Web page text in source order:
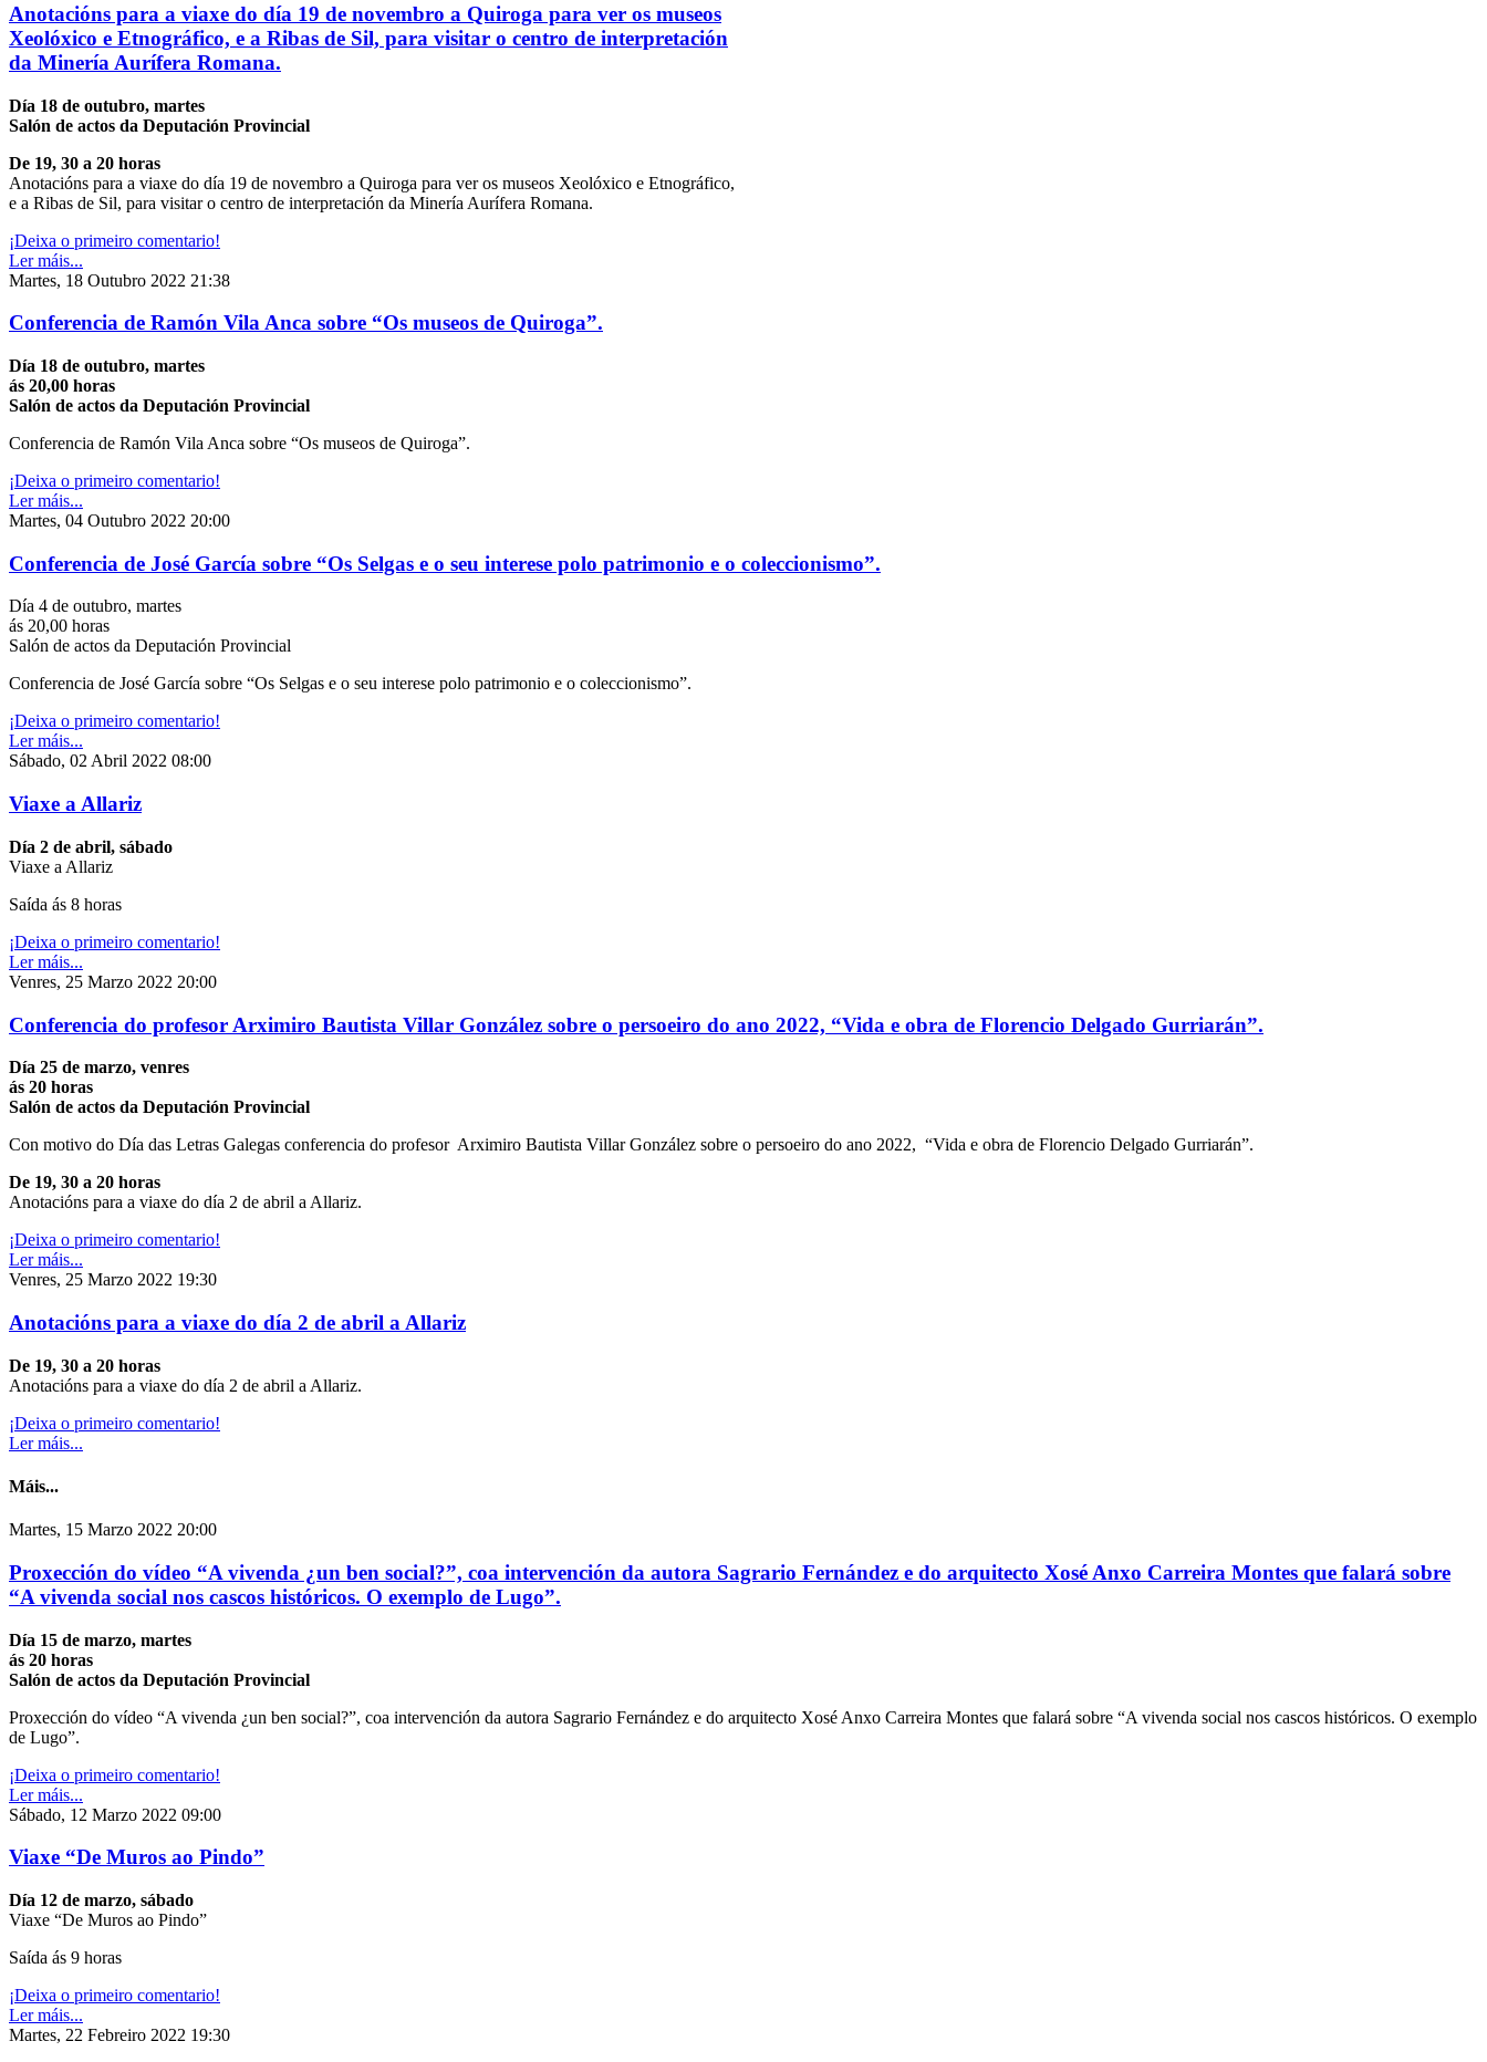
Anotacións para a viaxe do día 19 de novembro a Quiroga para ver os museos
Xeolóxico e Etnográfico, e a Ribas de Sil, para visitar o centro de interpretación
da Minería Aurífera Romana.
Día 18 de outubro, martes
Salón de actos da Deputación Provincial
De 19, 30 a 20 horas
Anotacións para a viaxe do día 19 de novembro a Quiroga para ver os museos Xeolóxico e Etnográfico,
e a Ribas de Sil, para visitar o centro de interpretación da Minería Aurífera Romana.
¡Deixa o primeiro comentario!
Ler máis...
Martes, 18 Outubro 2022 21:38
Conferencia de Ramón Vila Anca sobre “Os museos de Quiroga”.
Día 18 de outubro, martes
ás 20,00 horas
Salón de actos da Deputación Provincial
Conferencia de Ramón Vila Anca sobre “Os museos de Quiroga”.
¡Deixa o primeiro comentario!
Ler máis...
Martes, 04 Outubro 2022 20:00
Conferencia de José García sobre “Os Selgas e o seu interese polo patrimonio e o coleccionismo”.
Día 4 de outubro, martes
ás 20,00 horas
Salón de actos da Deputación Provincial
Conferencia de José García sobre “Os Selgas e o seu interese polo patrimonio e o coleccionismo”.
¡Deixa o primeiro comentario!
Ler máis...
Sábado, 02 Abril 2022 08:00
Viaxe a Allariz
Día 2 de abril, sábado
Viaxe a Allariz
Saída ás 8 horas
¡Deixa o primeiro comentario!
Ler máis...
Venres, 25 Marzo 2022 20:00
Conferencia do profesor Arximiro Bautista Villar González sobre o persoeiro do ano 2022, “Vida e obra de Florencio Delgado Gurriarán”.
Día 25 de marzo, venres
ás 20 horas
Salón de actos da Deputación Provincial
Con motivo do Día das Letras Galegas conferencia do profesor Arximiro Bautista Villar González sobre o persoeiro do ano 2022, “Vida e obra de Florencio Delgado Gurriarán”.
De 19, 30 a 20 horas
Anotacións para a viaxe do día 2 de abril a Allariz.
¡Deixa o primeiro comentario!
Ler máis...
Venres, 25 Marzo 2022 19:30
Anotacións para a viaxe do día 2 de abril a Allariz
De 19, 30 a 20 horas
Anotacións para a viaxe do día 2 de abril a Allariz.
¡Deixa o primeiro comentario!
Ler máis...
Máis...
Martes, 15 Marzo 2022 20:00
Proxección do vídeo “A vivenda ¿un ben social?”, coa intervención da autora Sagrario Fernández e do arquitecto Xosé Anxo Carreira Montes que falará sobre
“A vivenda social nos cascos históricos. O exemplo de Lugo”.
Día 15 de marzo, martes
ás 20 horas
Salón de actos da Deputación Provincial
Proxección do vídeo “A vivenda ¿un ben social?”, coa intervención da autora Sagrario Fernández e do arquitecto Xosé Anxo Carreira Montes que falará sobre “A vivenda social nos cascos históricos. O exemplo
de Lugo”.
¡Deixa o primeiro comentario!
Ler máis...
Sábado, 12 Marzo 2022 09:00
Viaxe “De Muros ao Pindo”
Día 12 de marzo, sábado
Viaxe “De Muros ao Pindo”
Saída ás 9 horas
¡Deixa o primeiro comentario!
Ler máis...
Martes, 22 Febreiro 2022 19:30